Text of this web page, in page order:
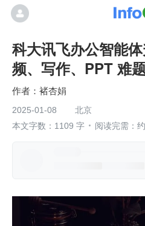
科大讯飞办公智能
频、写作、PPT 难
褚杏娟
2025-01-08
北京
本文字数：1109 字
阅读完需：